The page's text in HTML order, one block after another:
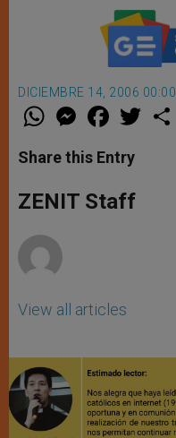
DICIEMBRE 14, 2006 00:00
W
t
s
p
p
M
e
s
e
g
e
F
a
e
b
o
k
w
Share this Entry
ZENIT Staff
View all articles